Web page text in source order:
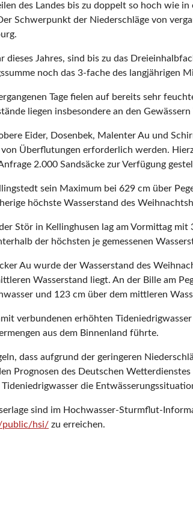
des Landes bis zu doppelt so hoch wie
Schwerpunkt der Niederschläge von
dieses Jahres, sind bis zu das
noch das 3-fache des langjährigen
Tage fielen auf bereits sehr
liegen insbesondere an den
Eider, Dosenbek, Malenter Au und
Überflutungen erforderlich werden.
2.000 Sandsäcke zur Verfügung
sein Maximum bei 629 cm über
höchste Wasserstand des
Stör in Kellinghusen lag am Vormittag
der höchsten je gemessenen
Au wurde der Wasserstand des
Wasserstand liegt. An der Bille am
und 123 cm über dem mittleren
verbundenen er­höhten
aus dem Binnenland führte.
dass aufgrund der geringeren
Prognosen des Deutschen
die
sind im Hochwasser-Sturmflut-
public/hsi/ zu erreichen.